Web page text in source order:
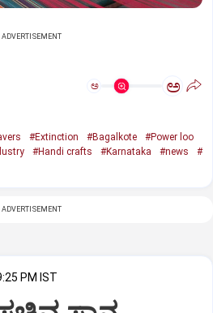
ADVERTISEMENT
ಅ ಅ
#Extinction #Bagalkote
#Power loo
#Handi crafts #Karnataka #news
#
ADVERTISEMENT
PM IST